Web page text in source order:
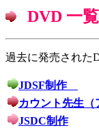
DVD 一覧
過去に発売された
JDSF制作
カウント先生
JSDC制作